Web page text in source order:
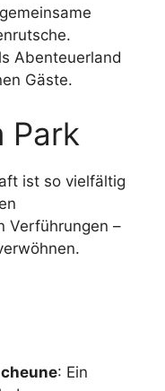
Abenteuerland
Gäste.
Park
ist so vielfältig
Verführungen –
: Ein